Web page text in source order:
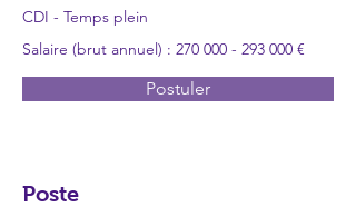
CDI - Temps plein
Salaire (brut annuel) : 270 000 - 293 000 €
Postuler
Poste